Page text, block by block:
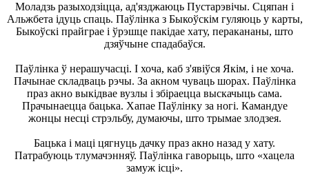
Моладзь разыходзіцца, ад'язджаюць Пустарэвічы. Сцяпан і
Альжбета ідуць спаць. Паўлінка з Быкоўскім гуляюць у карты,
Быкоўскі прайграе і ўрэшце пакідае хату, перакананы, што
дзяўчыне спадабаўся.
Паўлінка ў нерашучасці. I хоча, каб з'явіўся Якім, і не хоча.
Пачынае складваць рэчы. За акном чуваць шорах. Паўлінка
праз акно выкідвае вузлы і збіраецца выскачыць сама.
Прачынаецца бацька. Хапае Паўлінку за ногі. Камандуе
жонцы несці стрэльбу, думаючы, што трымае злодзея.
Бацька і маці цягнуць дачку праз акно назад у хату.
Патрабуюць тлумачэнняў. Паўлінка гаворыць, што «хацела
замуж ісці».